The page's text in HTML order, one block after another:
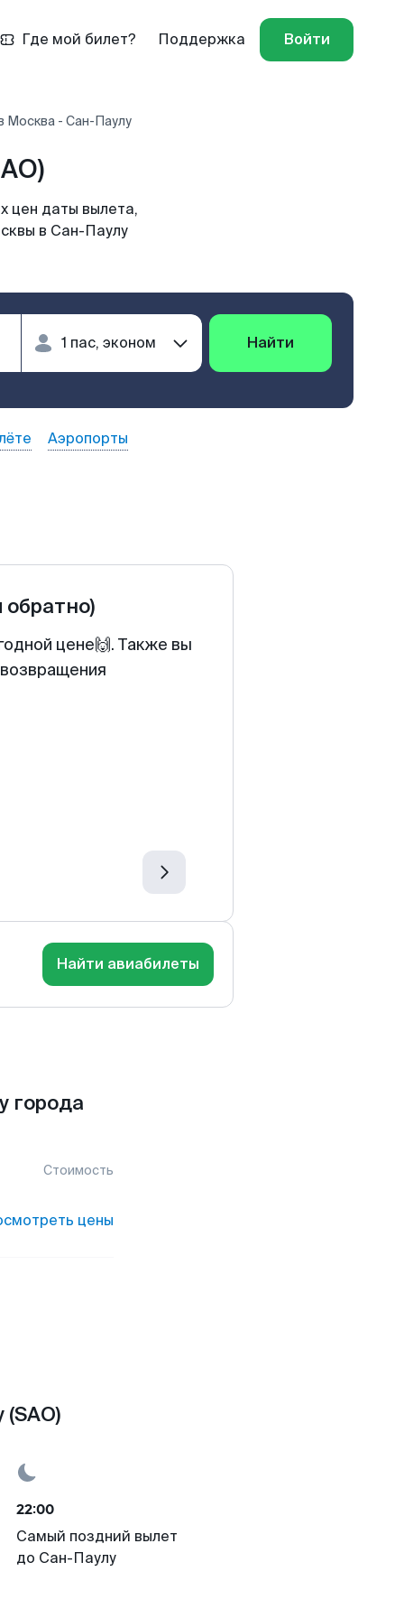
Где мой билет? Поддержка Войти
Москва - Сан-Паулу
цен даты вылета,
в Сан-Паулу
Найти
Аэропорты
обратно)
цене🙌. Также вы
Найти авиабилеты
города
Стоимость
цены
22:00
Самый поздний вылет
до Сан-Паулу